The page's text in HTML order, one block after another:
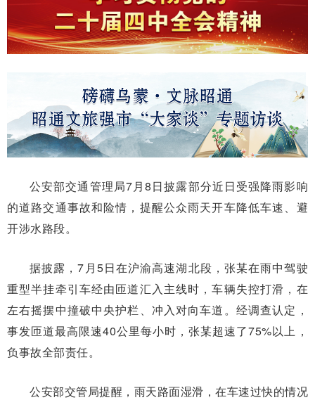
公安部交通管理局7月8日披露部分近日受强降雨影响
的道路交通事故和险情，提醒公众雨天开车降低车速、避
开涉水路段。
据披露，7月5日在沪渝高速湖北段，张某在雨中驾驶
重型半挂牵引车经由匝道汇入主线时，车辆失控打滑，在
左右摇摆中撞破中央护栏、冲入对向车道。经调查认定，
事发匝道最高限速40公里每小时，张某超速了75%以上，
负事故全部责任。
公安部交管局提醒，雨天路面湿滑，在车速过快的情况